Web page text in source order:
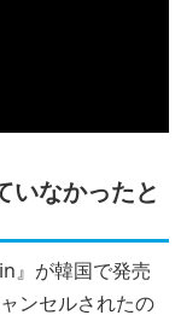
いなかったと
』が韓国で発売
ンセルされたの